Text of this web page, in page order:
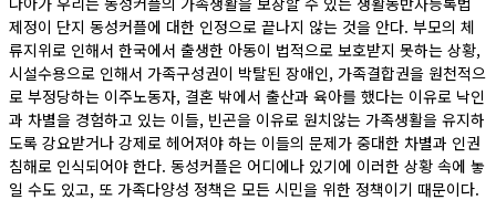
제정이 단지 동성커플에 대한 인정으로 끝나지 않는 것을 안다. 부모의 체
류지위로 인해서 한국에서 출생한 아동이 법적으로 보호받지 못하는 상황,
시설수용으로 인해서 가족구성권이 박탈된 장애인, 가족결합권을 원천적으
로 부정당하는 이주노동자, 결혼 밖에서 출산과 육아를 했다는 이유로 낙인
과 차별을 경험하고 있는 이들, 빈곤을 이유로 원치않는 가족생활을 유지하
도록 강요받거나 강제로 헤어져야 하는 이들의 문제가 중대한 차별과 인권
침해로 인식되어야 한다. 동성커플은 어디에나 있기에 이러한 상황 속에 놓
일 수도 있고, 또 가족다양성 정책은 모든 시민을 위한 정책이기 때문이다.